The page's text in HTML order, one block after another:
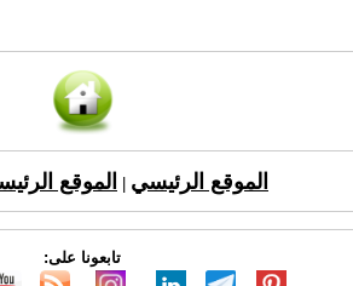
الموقع الرئيسي الموقع
تابعونا على: